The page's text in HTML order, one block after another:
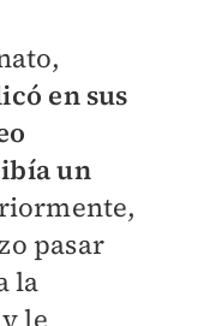
en sus
un
pasar
la